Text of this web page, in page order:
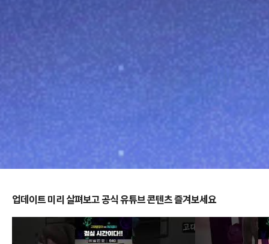
업데이트 미리 살펴보고 공식 유튜브 콘텐츠 즐겨보세요